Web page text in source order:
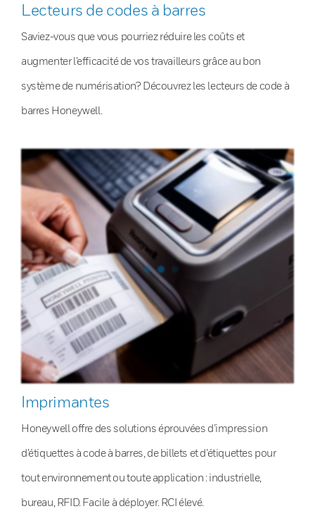
Lecteurs de codes à barres
Saviez-vous que vous pourriez réduire les coûts et
augmenter l’efficacité de vos travailleurs grâce au bon
système de numérisation? Découvrez les lecteurs de code à
barres Honeywell.
Imprimantes
Honeywell offre des solutions éprouvées d’impression
d’étiquettes à code à barres, de billets et d’étiquettes pour
tout environnement ou toute application : industrielle,
bureau, RFID. Facile à déployer. RCI élevé.